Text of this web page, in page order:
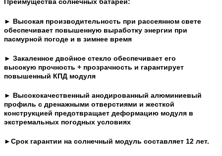
Преимущества солнечных батарей:
► Высокая производительность при рассеянном свете
обеспечивает повышенную выработку энергии при
пасмурной погоде и в зимнее время
► Закаленное двойное стекло обеспечивает его
высокую прочность + прозрачность и гарантирует
повышенный КПД модуля
► Высококачественный анодированный алюминиевый
профиль с дренажными отверстиями и жесткой
конструкцией предотвращает деформацию модуля в
экстремальных погодных условиях
►Срок гарантии на солнечный модуль составляет 12 лет.